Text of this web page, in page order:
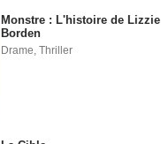
Monstre : L'histoire de Lizzie
Borden
Drame Thriller